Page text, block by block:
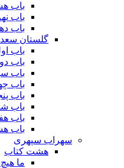
باب
باب
باب
گلستان
باب
باب
باب
باب
باب
باب
باب
باب
سهراب سپهری
هشت کتاب
ما